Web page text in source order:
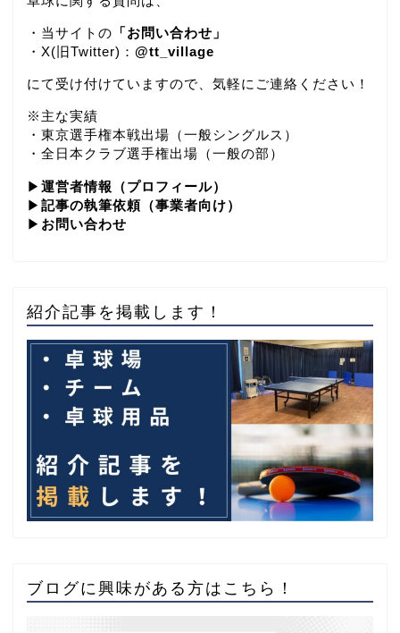
・当サイトの 「お問い合わせ」
・X(旧Twitter)： @tt_village
にて受け付けていますので、気軽にご連絡ください！
※主な実績
・東京選手権本戦出場（一般シングルス）
・全日本クラブ選手権出場（一般の部）
▶ 運営者情報（プロフィール）
▶ 記事の執筆依頼（事業者向け）
▶ お問い合わせ
紹介記事を掲載します！
ブログに興味がある方はこちら！